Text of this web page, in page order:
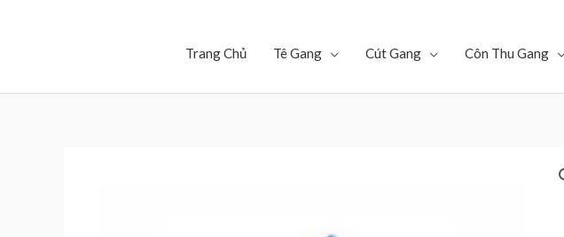
Trang Chủ Tê Gang Cút Gang Côn Thu Gang